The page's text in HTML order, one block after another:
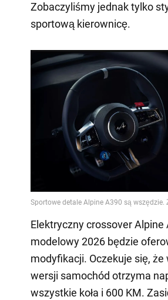
Zobaczyliśmy jednak tylko
sportową kierownicę.
Elektryczny crossover Alpine
modelowy 2026 będzie
modyfikacji. Oczekuje się, że
wersji samochód otrzyma
wszystkie koła i 600 KM.